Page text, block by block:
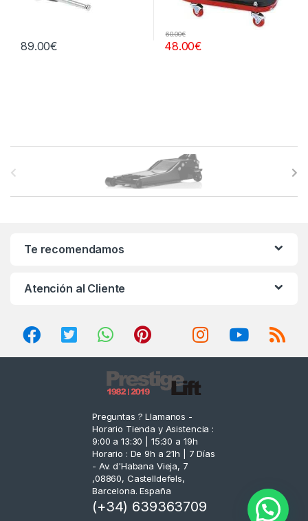
89.00€ 48.00€
60.00€
a
Te recomendamos
Atención al Cliente
Preguntas ? Llamanos -
Horario Tienda y Asistencia :
9:00 a 13:30 | 15:30 a 19h
Horario : De 9h a 21h | 7 Días
- Av. d'Habana Vieja, 7
,08860, Castelldefels,
Barcelona. España
(+34) 639363709